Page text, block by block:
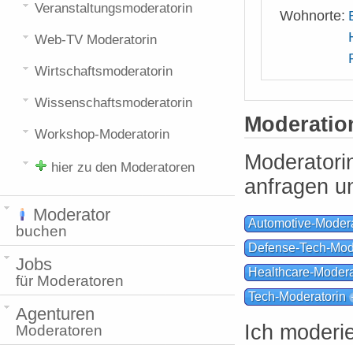
Wohnorte:
anfragen
Automotive-
Defense-Tech-
Healthcare-
Tech-Moderatorin
Ich
Veranstaltungsmoderatorin
Web-TV Moderatorin
Wirtschaftsmoderatorin
Wissenschaftsmoderatorin
Workshop-Moderatorin
hier zu den Moderatoren
Moderator
buchen
Jobs
für Moderatoren
Agenturen
Moderatoren